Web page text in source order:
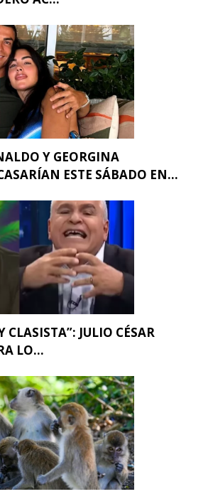
Y GEORGINA
ESTE SÁBADO EN...
CLASISTA”: JULIO CÉSAR
LO...